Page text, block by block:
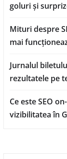
goluri și
Mituri despre
mai
Jurnalul
rezultatele pe
Ce este SEO
vizibilitatea în